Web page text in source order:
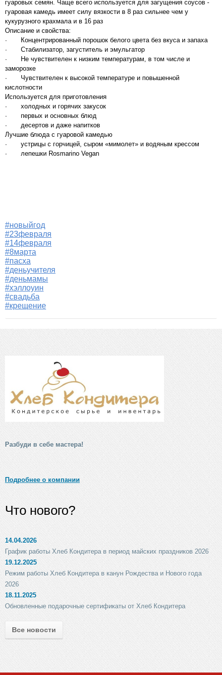
гуаровых семян. Чаще всего используется для загущения соусов -
гуаровая камедь имеет силу вязкости в 8 раз сильнее чем у
кукурузного крахмала и в 16 раз
Описание и свойства:
· Концентрированный порошок белого цвета без вкуса и запаха
· Стабилизатор, загуститель и эмульгатор
· Не чувствителен к низким температурам, в том числе и
заморозке
· Чувствителен к высокой температуре и повышенной
кислотности
Используется для приготовления
· холодных и горячих закусок
· первых и основных блюд
· десертов и даже напитков
Лучшие блюда с гуаровой камедью
· устрицы с горчицей, сыром «мимолет» и водяным крессом
· лепешки Rosmarino Vegan
#новыйгод
#23февраля
#14февраля
#8марта
#пасха
#деньучителя
#деньмамы
#хэллоуин
#свадьба
#крещение
Разбуди в себе мастера!
Подробнее о компании
Что нового?
14.04.2026
График работы Хлеб Кондитера в период майских праздников 2026
19.12.2025
Режим работы Хлеб Кондитера в канун Рождества и Нового года
2026
18.11.2025
Обновленные подарочные сертификаты от Хлеб Кондитера
Все новости